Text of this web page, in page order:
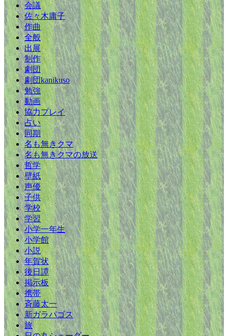
会議
佐々木庸子
作曲
全般
出展
制作
劇団
劇団kanikuso
勉強
動画
協力プレイ
占い
同期
名も無きクマ
名も無きクマの放送
哲学
壁紙
声優
子供
学校
学習
小学一年生
小学館
小説
年賀状
後日譚
掲示板
携帯
斉藤太一
新ガラパゴス
旅